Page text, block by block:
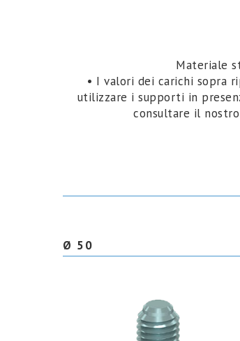
Materiale
• I valori dei carichi sopra
utilizzare i supporti in
consultare il
Ø 50